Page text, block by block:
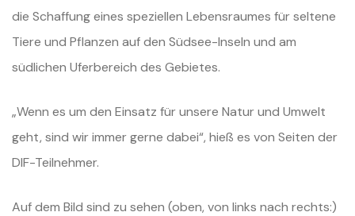
die Schaffung eines speziellen Lebensraumes für seltene
Tiere und Pflanzen auf den Südsee-Inseln und am
südlichen Uferbereich des Gebietes.
„Wenn es um den Einsatz für unsere Natur und Umwelt
geht, sind wir immer gerne dabei“, hieß es von Seiten der
DIF-Teilnehmer.
Auf dem Bild sind zu sehen (oben, von links nach rechts:)